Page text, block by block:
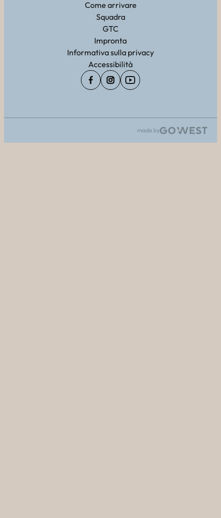
Come arrivare
Squadra
GTC
Impronta
Informativa sulla privacy
Accessibilità
made by